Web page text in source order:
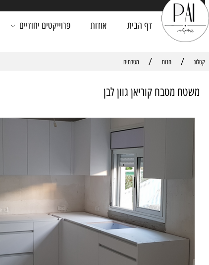
דף הבית אודות פרוייקטים יחודיים חדר
חנות מטבחים
קוריאן גוון לבן